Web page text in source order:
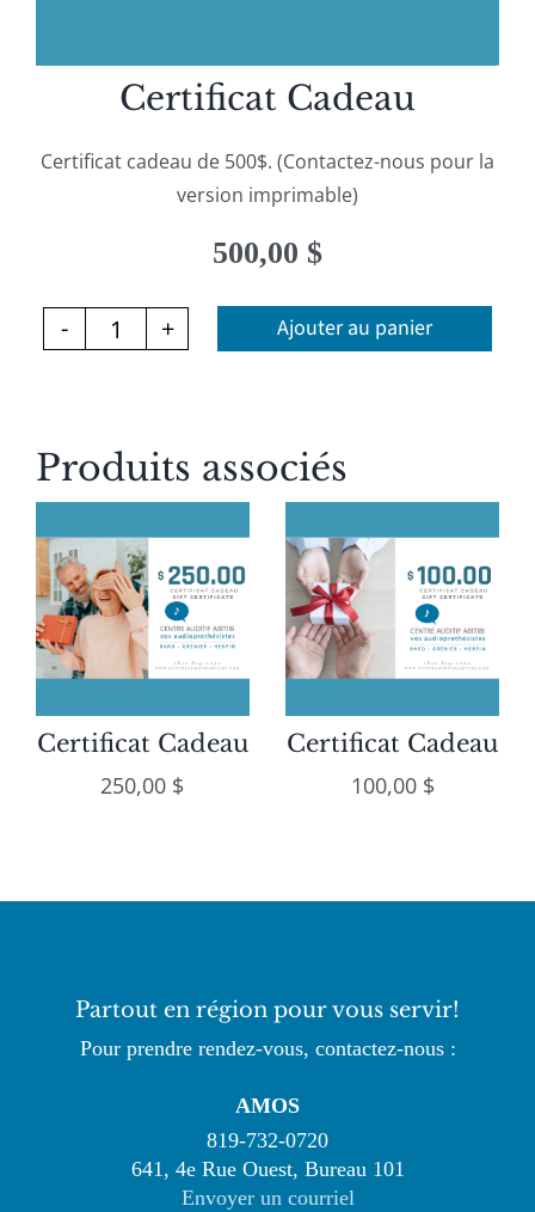
Certificat Cadeau
Certificat cadeau de 500$. (Contactez-nous pour la
version imprimable)
500,00 $
quantité
Cadeau
Ajouter au panier
Produits associés
Certificat Cadeau
250,00 $
Certificat Cadeau
100,00 $
Partout en région pour vous servir!
Pour prendre rendez-vous, contactez-nous :
AMOS
819-732-0720
641, 4e Rue Ouest, Bureau 101
Envoyer un courriel